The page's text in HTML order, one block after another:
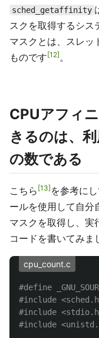
sched_getaffinity
スクを取得するシス
マスクとは、スレッ
ものです 12 。
CPUアフィ
きるのは、
の数である
こちら 13 を参考にし
ールを使用して自分
マスクを取得し、実
コードを書いてみま
cpu_count.c
#define
#include
#include
#include